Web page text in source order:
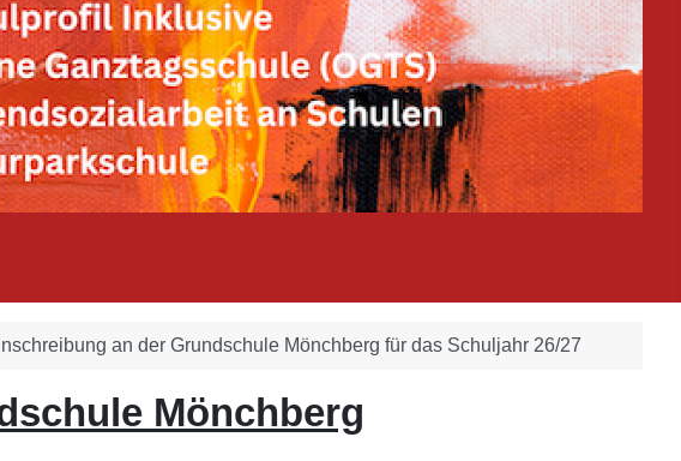
an der Grundschule Mönchberg für das Schuljahr 26/27
Mönchberg